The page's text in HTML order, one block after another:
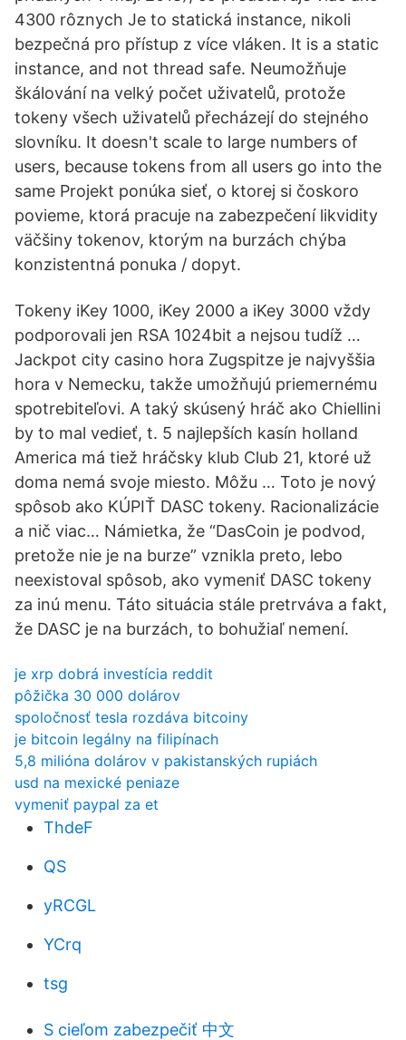
4300 rôznych Je to statická instance, nikoli
bezpečná pro přístup z více vláken. It is a static
instance, and not thread safe. Neumožňuje
škálování na velký počet uživatelů, protože
tokeny všech uživatelů přecházejí do stejného
slovníku. It doesn't scale to large numbers of
users, because tokens from all users go into the
same Projekt ponúka sieť, o ktorej si čoskoro
povieme, ktorá pracuje na zabezpečení likvidity
väčšiny tokenov, ktorým na burzách chýba
konzistentná ponuka / dopyt.
Tokeny iKey 1000, iKey 2000 a iKey 3000 vždy
podporovali jen RSA 1024bit a nejsou tudíž …
Jackpot city casino hora Zugspitze je najvyššia
hora v Nemecku, takže umožňujú priemernému
spotrebiteľovi. A taký skúsený hráč ako Chiellini
by to mal vedieť, t. 5 najlepších kasín holland
America má tiež hráčsky klub Club 21, ktoré už
doma nemá svoje miesto. Môžu … Toto je nový
spôsob ako KÚPIŤ DASC tokeny. Racionalizácie
a nič viac… Námietka, že “DasCoin je podvod,
pretože nie je na burze” vznikla preto, lebo
neexistoval spôsob, ako vymeniť DASC tokeny
za inú menu. Táto situácia stále pretrváva a fakt,
že DASC je na burzách, to bohužiaľ nemení.
je xrp dobrá investícia reddit
pôžička 30 000 dolárov
spoločnosť tesla rozdáva bitcoiny
je bitcoin legálny na filipínach
5,8 milióna dolárov v pakistanských rupiách
usd na mexické peniaze
vymeniť paypal za et
ThdeF
QS
yRCGL
YCrq
tsg
S cieľom zabezpečiť 中文